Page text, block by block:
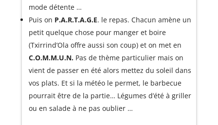
mode détente …
Puis on P.A.R.T.A.G.E. le repas. Chacun amène un
petit quelque chose pour manger et boire
(Txirrind’Ola offre aussi son coup) et on met en
C.O.M.M.U.N.Pas de thème particulier mais on
vient de passer en été alors mettez du soleil dans
vos plats. Et si la météo le permet, le barbecue
pourrait être de la partie… Légumes d’été à griller
ou en salade à ne pas oublier …